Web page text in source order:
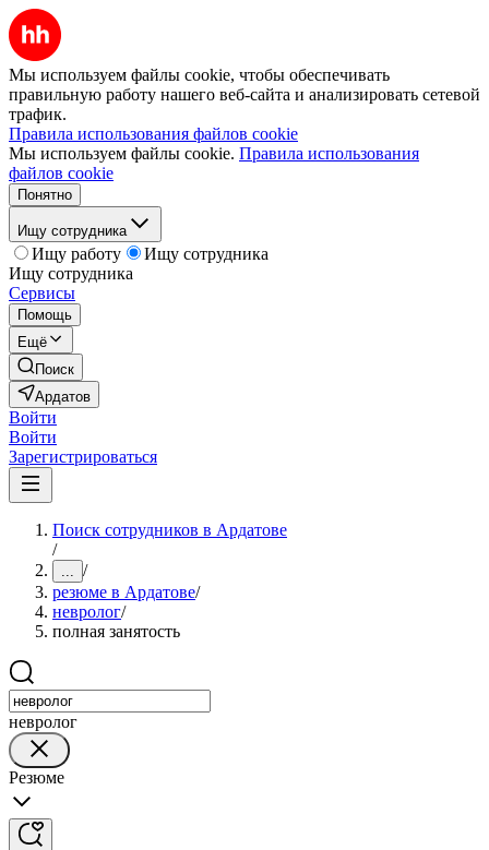
Мы используем файлы cookie, чтобы обеспечивать
правильную работу нашего веб-сайта и анализировать сетевой
трафик.
Правила использования файлов cookie
Мы используем файлы cookie. Правила использования
файлов cookie
Понятно
Ищу сотрудника
Ищу работу
Ищу сотрудника
Ищу сотрудника
Сервисы
Помощь
Ещё
Поиск
Ардатов
Войти
Войти
Зарегистрироваться
Поиск сотрудников в Ардатове
/
... /
резюме в Ардатове/
невролог/
полная занятость
невролог
Резюме